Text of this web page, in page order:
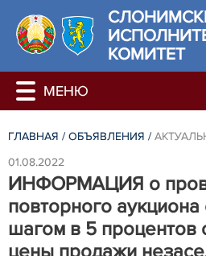
КОМИТЕТ
ГЛАВНАЯ / ОБЪЯВЛЕНИЯ /
01.08.2022
ИНФОРМАЦИЯ о
повторного
шагом в 5 процентов
цены продажи